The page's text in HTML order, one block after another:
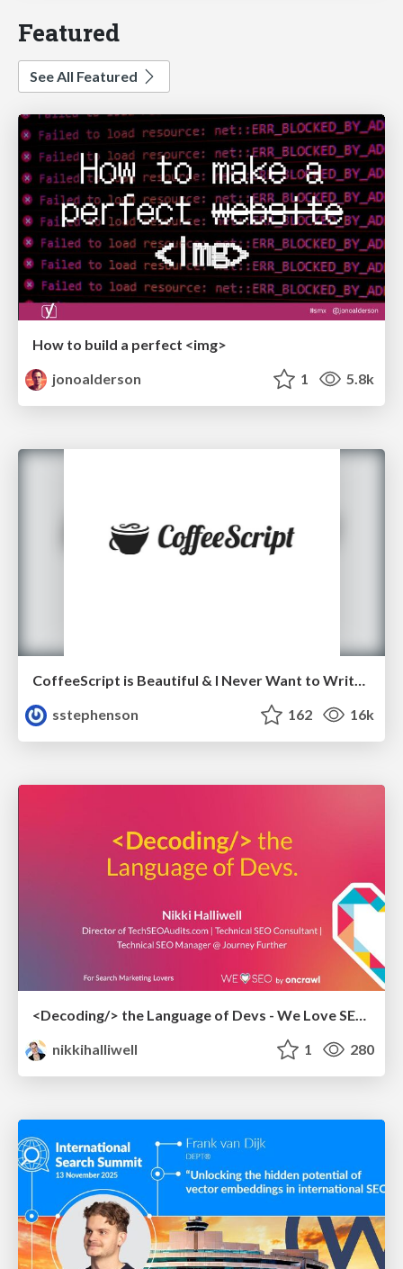
Featured
See All Featured
How to build a perfect <img>
jonoalderson
1 5.8k
CoffeeScript is Beautiful & I Never Want to Write Plain JavaScript Again
sstephenson
162 16k
<Decoding/> the Language of Devs - We Love SEO 2024
nikkihalliwell
1 280